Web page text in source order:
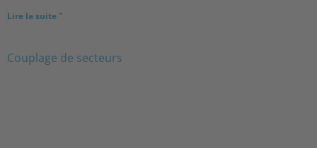
Lire la suite "